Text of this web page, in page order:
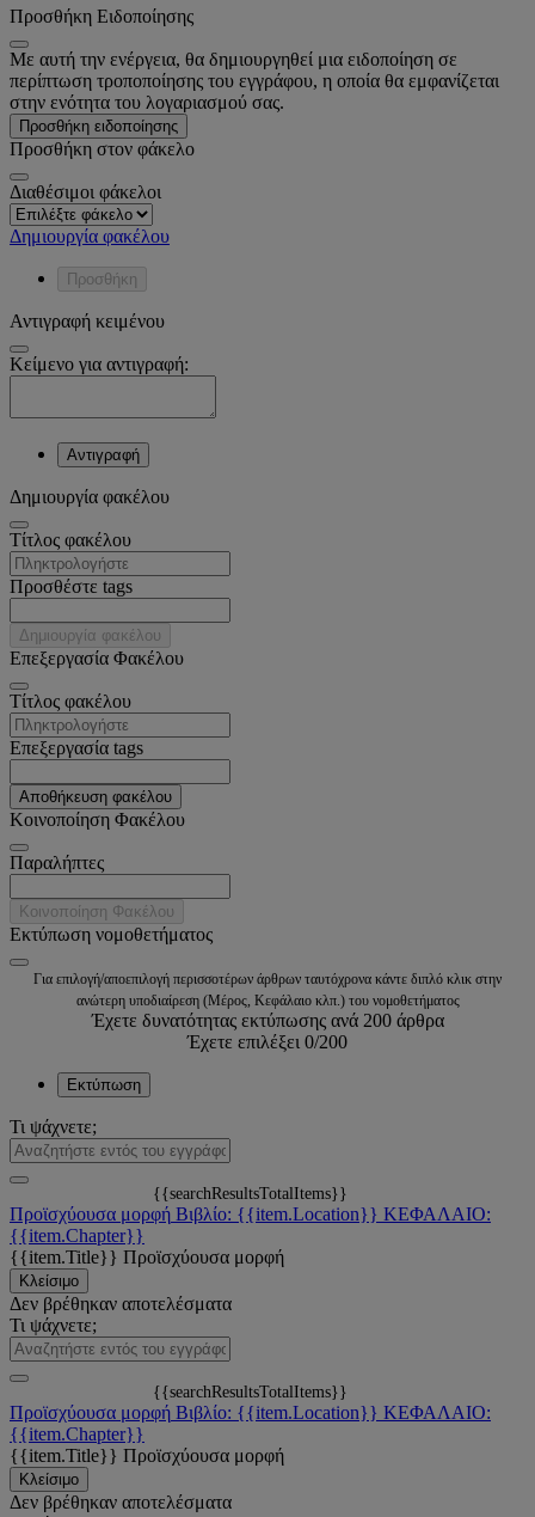
Προσθήκη Ειδοποίησης
Με αυτή την ενέργεια, θα δημιουργηθεί μια ειδοποίηση σε
περίπτωση τροποποίησης του εγγράφου, η οποία θα εμφανίζεται
στην ενότητα του λογαριασμού σας.
Προσθήκη ειδοποίησης
Προσθήκη στον φάκελο
Διαθέσιμοι φάκελοι
Δημιουργία φακέλου
Προσθήκη
Αντιγραφή κειμένου
Κείμενο για αντιγραφή:
Αντιγραφή
Δημιουργία φακέλου
Tίτλος φακέλου
Προσθέστε tags
Δημιουργία φακέλου
Επεξεργασία Φακέλου
Tίτλος φακέλου
Επεξεργασία tags
Αποθήκευση φακέλου
Κοινοποίηση Φακέλου
Παραλήπτες
Κοινοποίηση Φακέλου
Εκτύπωση νομοθετήματος
Για επιλογή/αποεπιλογή περισσοτέρων άρθρων ταυτόχρονα κάντε διπλό κλικ στην
ανώτερη υποδιαίρεση (Μέρος, Κεφάλαιο κλπ.) του νομοθετήματος
Έχετε δυνατότητας εκτύπωσης ανά 200 άρθρα
Έχετε επιλέξει 0/200
Εκτύπωση
Τι ψάχνετε;
{{searchResultsTotalItems}}
Προϊσχύουσα μορφή Βιβλίο: {{item.Location}} ΚΕΦΑΛΑΙΟ:
{{item.Chapter}}
{{item.Title}} Προϊσχύουσα μορφή
Κλείσιμο
Δεν βρέθηκαν αποτελέσματα
Τι ψάχνετε;
{{searchResultsTotalItems}}
Προϊσχύουσα μορφή Βιβλίο: {{item.Location}} ΚΕΦΑΛΑΙΟ:
{{item.Chapter}}
{{item.Title}} Προϊσχύουσα μορφή
Κλείσιμο
Δεν βρέθηκαν αποτελέσματα